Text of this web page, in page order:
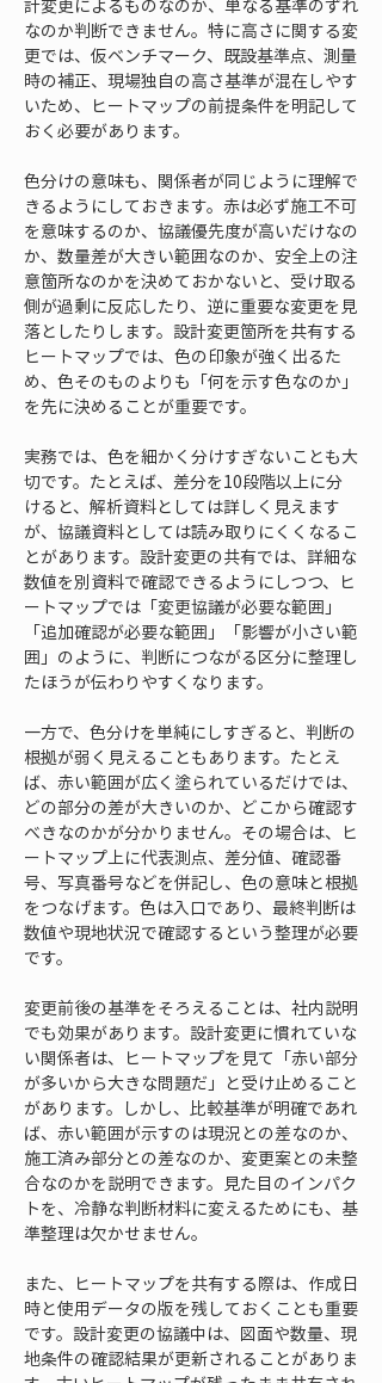
計変更によるものなのか、単なる基準のずれ
なのか判断できません。特に高さに関する変
更では、仮ベンチマーク、既設基準点、測量
時の補正、現場独自の高さ基準が混在しやす
いため、ヒートマップの前提条件を明記して
おく必要があります。
色分けの意味も、関係者が同じように理解で
きるようにしておきます。赤は必ず施工不可
を意味するのか、協議優先度が高いだけなの
か、数量差が大きい範囲なのか、安全上の注
意箇所なのかを決めておかないと、受け取る
側が過剰に反応したり、逆に重要な変更を見
落としたりします。設計変更箇所を共有する
ヒートマップでは、色の印象が強く出るた
め、色そのものよりも「何を示す色なのか」
を先に決めることが重要です。
実務では、色を細かく分けすぎないことも大
切です。たとえば、差分を10段階以上に分
けると、解析資料としては詳しく見えます
が、協議資料としては読み取りにくくなるこ
とがあります。設計変更の共有では、詳細な
数値を別資料で確認できるようにしつつ、ヒ
ートマップでは「変更協議が必要な範囲」
「追加確認が必要な範囲」「影響が小さい範
囲」のように、判断につながる区分に整理し
たほうが伝わりやすくなります。
一方で、色分けを単純にしすぎると、判断の
根拠が弱く見えることもあります。たとえ
ば、赤い範囲が広く塗られているだけでは、
どの部分の差が大きいのか、どこから確認す
べきなのかが分かりません。その場合は、ヒ
ートマップ上に代表測点、差分値、確認番
号、写真番号などを併記し、色の意味と根拠
をつなげます。色は入口であり、最終判断は
数値や現地状況で確認するという整理が必要
です。
変更前後の基準をそろえることは、社内説明
でも効果があります。設計変更に慣れていな
い関係者は、ヒートマップを見て「赤い部分
が多いから大きな問題だ」と受け止めること
があります。しかし、比較基準が明確であれ
ば、赤い範囲が示すのは現況との差なのか、
施工済み部分との差なのか、変更案との未整
合なのかを説明できます。見た目のインパク
トを、冷静な判断材料に変えるためにも、基
準整理は欠かせません。
また、ヒートマップを共有する際は、作成日
時と使用データの版を残しておくことも重要
です。設計変更の協議中は、図面や数量、現
地条件の確認結果が更新されることがありま